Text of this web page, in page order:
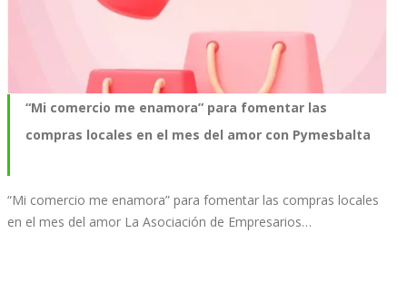
“Mi comercio me enamora” para fomentar las
compras locales en el mes del amor con Pymesbalta
“Mi comercio me enamora” para fomentar las compras locales
en el mes del amor La Asociación de Empresarios…